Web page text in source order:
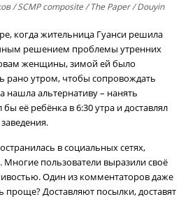
/ SCMP composite / The Paper / Douyin
когда жительница Гуанси решила
решением проблемы утренних
женщины, зимой ей было
рано утром, чтобы сопровождать
альтернативу – нанять
её ребёнка в 6:30 утра и доставлял
в социальных сетях,
Многие пользователи выразили своё
Один из комментаторов даже
Доставляют посылки, доставят